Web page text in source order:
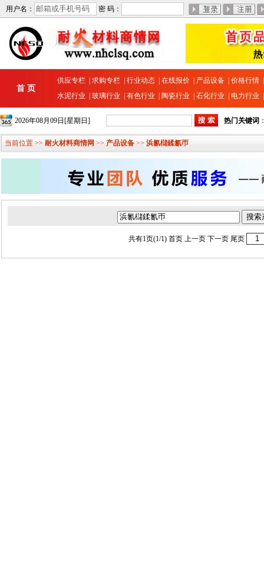
用户名： 密 码：
首 页
供应专栏 求购专栏 行业动态 在线报价 产品设备 价格行情
水泥行业
玻璃行业 有色行业 陶瓷行业 石化行业 电力行业
2026年08月09日[星期日] 热门关键词
当前位置 >> 耐火材料商情网 >> 产品设备 >> 浜氱櫧鍒氱帀
共有1页(1/1) 首页 上一页 下一页 尾页